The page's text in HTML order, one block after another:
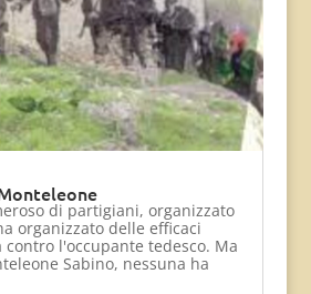
di partigiani, organizzato
organizzato delle efficaci
l'occupante tedesco. Ma
Sabino, nessuna ha